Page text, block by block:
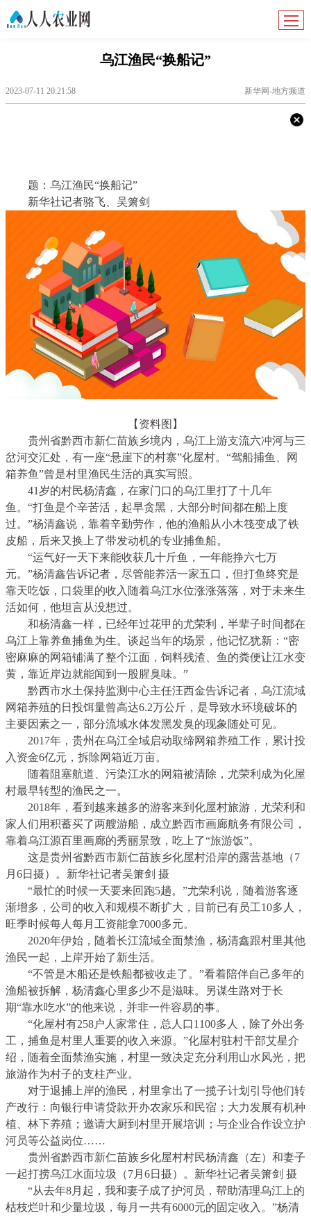
乌江渔民“换船记”
2023-07-11 20:21:58 新华网-地方频道
题：乌江渔民“换船记”
新华社记者骆飞、吴箫剑
【资料图】
贵州省黔西市新仁苗族乡境内，乌江上游支流六冲河与三
岔河交汇处，有一座“悬崖下的村寨”化屋村。“驾船捕鱼、网
箱养鱼”曾是村里渔民生活的真实写照。
41岁的村民杨清鑫，在家门口的乌江里打了十几年
鱼。“打鱼是个辛苦活，起早贪黑，大部分时间都在船上度
过。”杨清鑫说，靠着辛勤劳作，他的渔船从小木筏变成了铁
皮船，后来又换上了带发动机的专业捕鱼船。
“运气好一天下来能收获几十斤鱼，一年能挣六七万
元。”杨清鑫告诉记者，尽管能养活一家五口，但打鱼终究是
靠天吃饭，口袋里的收入随着乌江水位涨涨落落，对于未来生
活如何，他坦言从没想过。
和杨清鑫一样，已经年过花甲的尤荣利，半辈子时间都在
乌江上靠养鱼捕鱼为生。谈起当年的场景，他记忆犹新：“密
密麻麻的网箱铺满了整个江面，饲料残渣、鱼的粪便让江水变
黄，靠近岸边就能闻到一股腥臭味。”
黔西市水土保持监测中心主任汪西金告诉记者，乌江流域
网箱养殖的日投饵量曾高达6.2万公斤，是导致水环境破坏的
主要因素之一，部分流域水体发黑发臭的现象随处可见。
2017年，贵州在乌江全域启动取缔网箱养殖工作，累计投
入资金6亿元，拆除网箱近万亩。
随着阻塞航道、污染江水的网箱被清除，尤荣利成为化屋
村最早转型的渔民之一。
2018年，看到越来越多的游客来到化屋村旅游，尤荣利和
家人们用积蓄买了两艘游船，成立黔西市画廊航务有限公司，
靠着乌江源百里画廊的秀丽景致，吃上了“旅游饭”。
这是贵州省黔西市新仁苗族乡化屋村沿岸的露营基地（7
月6日摄）。新华社记者吴箫剑 摄
“最忙的时候一天要来回跑5趟。”尤荣利说，随着游客逐
渐增多，公司的收入和规模不断扩大，目前已有员工10多人，
旺季时候每人每月工资能拿7000多元。
2020年伊始，随着长江流域全面禁渔，杨清鑫跟村里其他
渔民一起，上岸开始了新生活。
“不管是木船还是铁船都被收走了。”看着陪伴自己多年的
渔船被拆解，杨清鑫心里多少不是滋味。另谋生路对于长
期“靠水吃水”的他来说，并非一件容易的事。
“化屋村有258户人家常住，总人口1100多人，除了外出务
工，捕鱼是村里人重要的收入来源。”化屋村驻村干部艾星介
绍，随着全面禁渔实施，村里一致决定充分利用山水风光，把
旅游作为村子的支柱产业。
对于退捕上岸的渔民，村里拿出了一揽子计划引导他们转
产改行：向银行申请贷款开办农家乐和民宿；大力发展有机种
植、林下养殖；邀请大厨到村里开展培训；与企业合作设立护
河员等公益岗位……
贵州省黔西市新仁苗族乡化屋村村民杨清鑫（左）和妻子
一起打捞乌江水面垃圾（7月6日摄）。新华社记者吴箫剑 摄
“从去年8月起，我和妻子成了护河员，帮助清理乌江上的
枯枝烂叶和少量垃圾，每月一共有6000元的固定收入。”杨清